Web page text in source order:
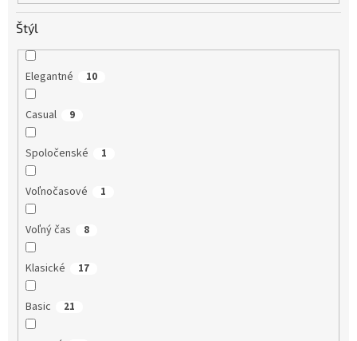
Štýl
Elegantné 10
Casual 9
Spoločenské 1
Voľnočasové 1
Voľný čas 8
Klasické 17
Basic 21